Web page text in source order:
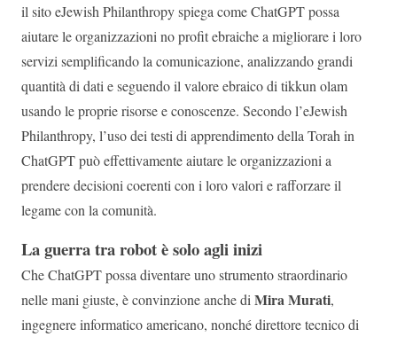
il sito eJewish Philanthropy spiega come ChatGPT possa
aiutare le organizzazioni no profit ebraiche a migliorare i loro
servizi semplificando la comunicazione, analizzando grandi
quantità di dati e seguendo il valore ebraico di tikkun olam
usando le proprie risorse e conoscenze. Secondo l’eJewish
Philanthropy, l’uso dei testi di apprendimento della Torah in
ChatGPT può effettivamente aiutare le organizzazioni a
prendere decisioni coerenti con i loro valori e rafforzare il
legame con la comunità.
La guerra tra robot è solo agli inizi
Che ChatGPT possa diventare uno strumento straordinario
nelle mani giuste, è convinzione anche di Mira Murati,
ingegnere informatico americano, nonché direttore tecnico di